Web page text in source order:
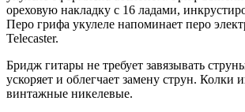
ореховую накладку с 16 ладами,
Перо грифа укулеле напоминает перо
Telecaster.
Бридж гитары не требует завязывать
ускоряет и облегчает замену струн. Колки
винтажные никелевые.